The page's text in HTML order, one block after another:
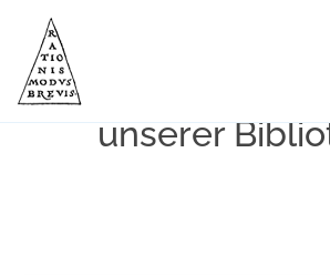
Einfache Suche im
unserer